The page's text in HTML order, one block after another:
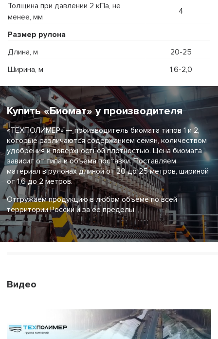
Толщина при давлении 2 кПа, не
менее, мм
4
Размер рулона
Длина, м
20-25
Ширина, м
1,6-2,0
Купить «Биомат» у производителя
«ТЕХПОЛИМЕР» — производитель биомата типов 1 и 2,
которые различаются содержанием семян, количеством
удобрения и поверхностной плотностью. Цена биомата
зависит от типа и объема поставки. Поставляем
материал в рулонах длиной от 20 до 25 метров, шириной
от 1,6 до 2 метров.
Отгружаем продукцию в любом объеме по всей
территории России и за ее пределы.
Видео